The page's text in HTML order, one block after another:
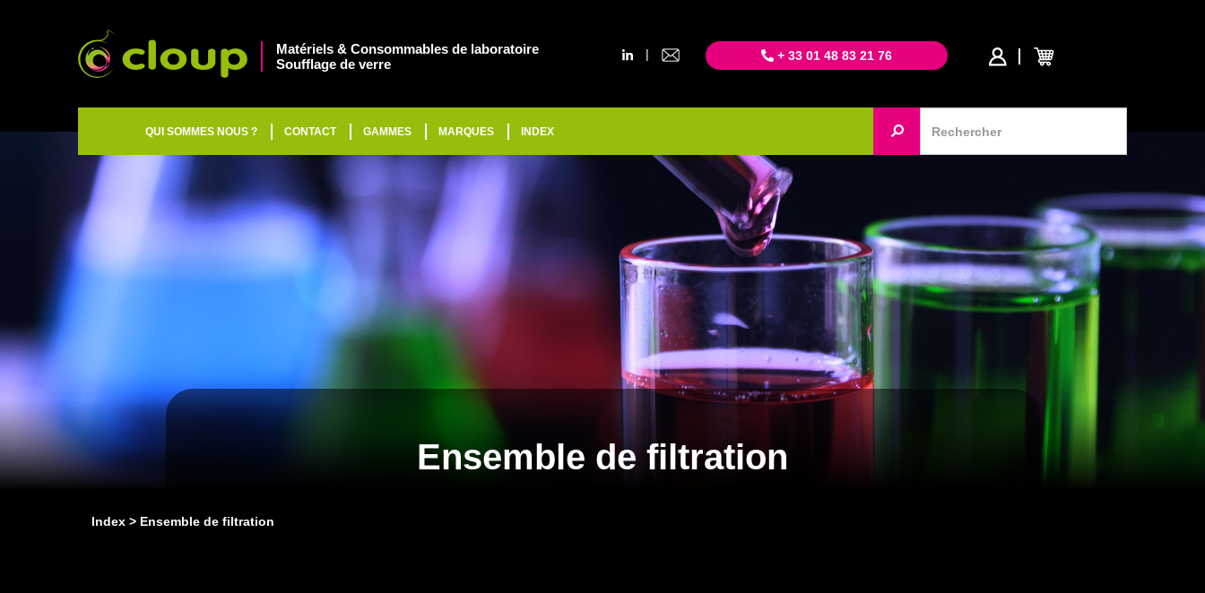
Matériels & Consommables de laboratoire
Soufflage de verre
| + 33 01 48 83 21 76
QUI SOMMES NOUS ? CONTACT GAMMES MARQUES INDEX
Ensemble de filtration
Index Ensemble de filtration